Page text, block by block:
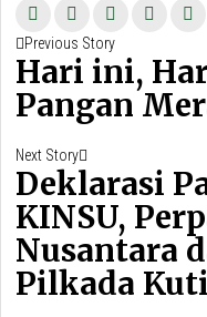
Navigasi
pos
Previous Story
post:
Hari ini,
Pangan
Next Story
post:
Deklarasi
KINSU,
Nusantara
Pilkada